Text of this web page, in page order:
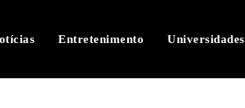
Entretenimento Universidades